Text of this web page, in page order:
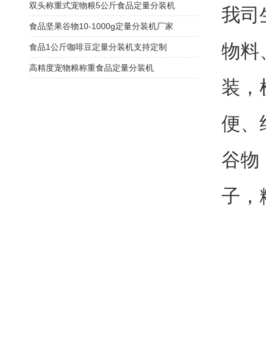
我司
物料
装，
便、
谷物
子，
双头称重式宠物粮5公斤食品定量分装机
食品坚果谷物10-1000g定量分装机厂家
食品1公斤咖啡豆定量分装机支持定制
高精度宠物粮称重食品定量分装机